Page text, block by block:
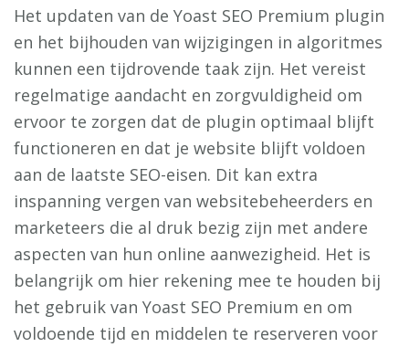
Het updaten van de Yoast SEO Premium plugin
en het bijhouden van wijzigingen in algoritmes
kunnen een tijdrovende taak zijn. Het vereist
regelmatige aandacht en zorgvuldigheid om
ervoor te zorgen dat de plugin optimaal blijft
functioneren en dat je website blijft voldoen
aan de laatste SEO-eisen. Dit kan extra
inspanning vergen van websitebeheerders en
marketeers die al druk bezig zijn met andere
aspecten van hun online aanwezigheid. Het is
belangrijk om hier rekening mee te houden bij
het gebruik van Yoast SEO Premium en om
voldoende tijd en middelen te reserveren voor